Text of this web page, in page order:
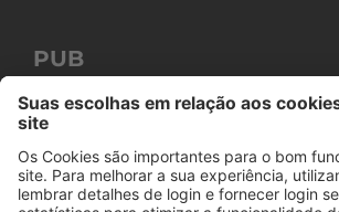
PUB